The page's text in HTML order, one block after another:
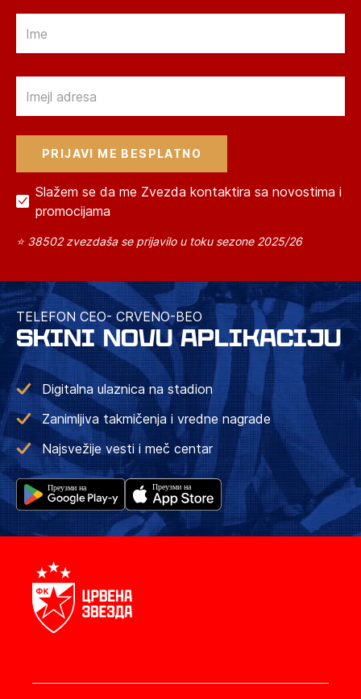
Slažem se da me Zvezda kontaktira sa novostima i
promocijama
⭐ 38502 zvezdaša se prijavilo u toku sezone 2025/26
TELEFON CEO- CRVENO-BEO
SKINI NOVU APLIKACIJU
Digitalna ulaznica na stadion
Zanimljiva takmičenja i vredne nagrade
Najsvežije vesti i meč centar